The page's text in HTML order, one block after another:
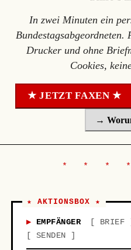
In zwei Minuten ein
Drucker und ohne
Cookies,
★ JETZT FAXEN ★
→
★ AKTIONSBOX ★
EMPFÄNGER BRIEF
SENDEN